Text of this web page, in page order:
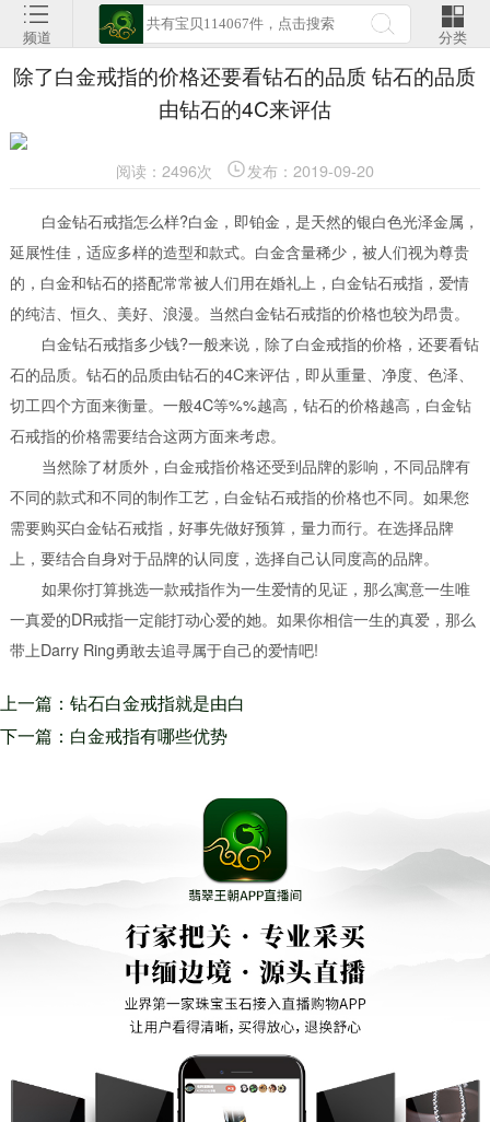
频道 分类
除了白金戒指的价格还要看钻石的品质 钻石的品质
由钻石的4C来评估
阅读：2496次 发布：2019-09-20
白金钻石戒指怎么样?白金，即铂金，是天然的银白色光泽金属，
延展性佳，适应多样的造型和款式。白金含量稀少，被人们视为尊贵
的，白金和钻石的搭配常常被人们用在婚礼上，白金钻石戒指，爱情
的纯洁、恒久、美好、浪漫。当然白金钻石戒指的价格也较为昂贵。
白金钻石戒指多少钱?一般来说，除了白金戒指的价格，还要看钻
石的品质。钻石的品质由钻石的4C来评估，即从重量、净度、色泽、
切工四个方面来衡量。一般4C等%%越高，钻石的价格越高，白金钻
石戒指的价格需要结合这两方面来考虑。
当然除了材质外，白金戒指价格还受到品牌的影响，不同品牌有
不同的款式和不同的制作工艺，白金钻石戒指的价格也不同。如果您
需要购买白金钻石戒指，好事先做好预算，量力而行。在选择品牌
上，要结合自身对于品牌的认同度，选择自己认同度高的品牌。
如果你打算挑选一款戒指作为一生爱情的见证，那么寓意一生唯
一真爱的DR戒指一定能打动心爱的她。如果你相信一生的真爱，那么
带上Darry Ring勇敢去追寻属于自己的爱情吧!
上一篇：钻石白金戒指就是由白
金和钻石组成镶嵌的戒指 通常
下一篇：白金戒指有哪些优势